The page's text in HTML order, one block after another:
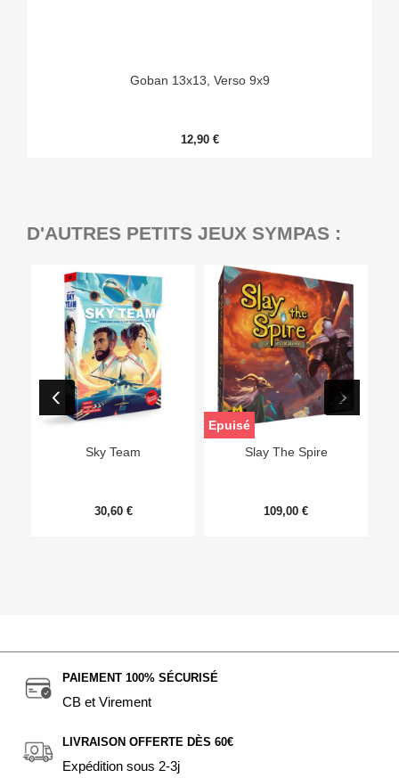
Goban 13x13, Verso 9x9
12,90 €
D'AUTRES PETITS JEUX SYMPAS :
Sky Team
30,60 €
Slay The Spire
109,00 €
Epuisé
PAIEMENT 100% SÉCURISÉ
CB et Virement
LIVRAISON OFFERTE DÈS 60€
Expédition sous 2-3j